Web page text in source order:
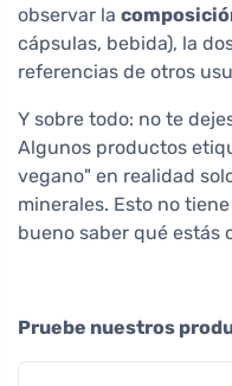
observar la
cápsulas, bebida), la
referencias de otros
Y sobre todo: no te
Algunos productos
vegano" en realidad
minerales. Esto no
bueno saber qué estás
Pruebe nuestros